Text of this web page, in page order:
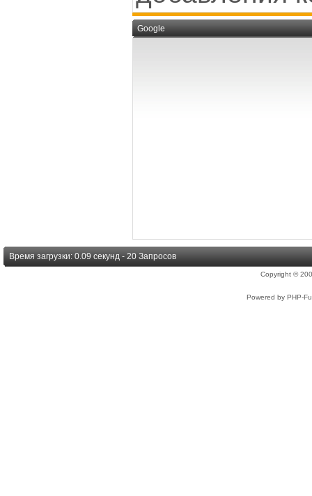
Google
Время загрузки: 0.09 секунд - 20 Запросов
Copyright ©
Powered by PHP-